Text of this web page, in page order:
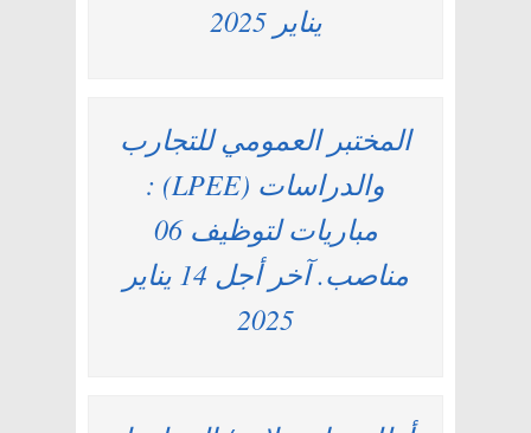
يناير 2025
المختبر العمومي للتجارب
والدراسات (LPEE) :
مباريات لتوظيف 06
مناصب. آخر أجل 14 يناير
2025